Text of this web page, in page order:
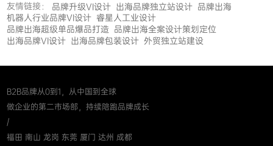
友情链接： 品牌升级VI设计 出海品牌独立站设计 品牌出海
机器人行业品牌VI设计 睿星人工业设计
品牌出海超级单品爆品打造 品牌出海全案设计策划定位
出海品牌VI设计 出海品牌包装设计 外贸独立站建设
B2B品牌从0到1，从中国到全球
做企业的第二市场部，持续陪跑品牌成长
/
福田 南山 龙岗 东莞 厦门 达州 成都